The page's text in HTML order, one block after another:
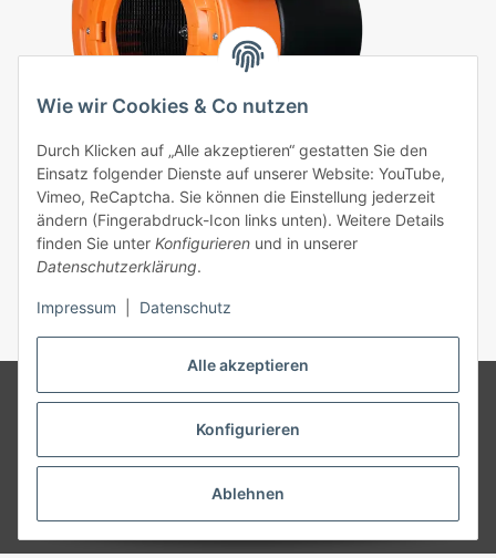
Alle akzeptieren
Konfigurieren
Ablehnen
Wie wir Cookies & Co nutzen
Durch Klicken auf „Alle akzeptieren“ gestatten Sie den
Einsatz folgender Dienste auf unserer Website: YouTube,
Vimeo, ReCaptcha. Sie können die Einstellung jederzeit
ändern (Fingerabdruck-Icon links unten). Weitere Details
finden Sie unter Konfigurieren und in unserer
Datenschutzerklärung.
Impressum Datenschutz
Hüpfburg Gebläse Huawei 1,5 kW
159,00 €*
© 2026 MK rental concepts GmbH | Die Angebote richten sich
ausschließlich an Vermieter, Gewerbetreibende, Vereine, gemeinnützige
Verträge mit Verbrauchern | * Alle Preise zzgl. gesetzlicher USt., zzgl.
Versand